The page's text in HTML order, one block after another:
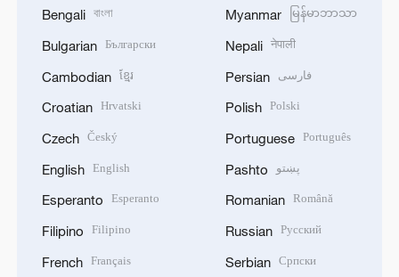
Bengali বাংলা
Bulgarian Български
Cambodian ខ្មែរ
Croatian Hrvatski
Czech Český
English English
Esperanto Esperanto
Filipino Filipino
French Français
Myanmar မြန်မာဘာသာ
Nepali नेपाली
Persian فارسی
Polish Polski
Portuguese Português
Pashto پښتو
Romanian Română
Russian Русский
Serbian Српски